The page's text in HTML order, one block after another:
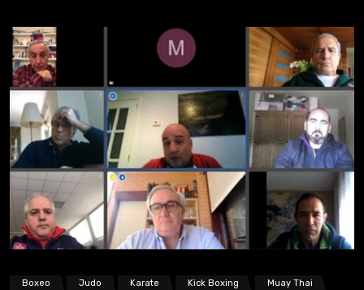
Boxeo Judo Karate Kick Boxing Muay Thai